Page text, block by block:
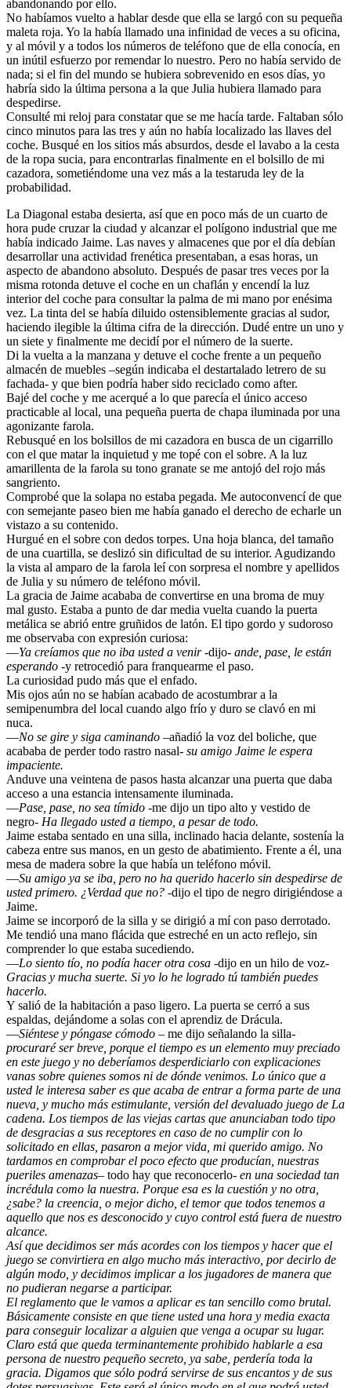
abandonando por ello.
No habíamos vuelto a hablar desde que ella se largó con su pequeña
maleta roja. Yo la había llamado una infinidad de veces a su oficina,
y al móvil y a todos los números de teléfono que de ella conocía, en
un inútil esfuerzo por remendar lo nuestro. Pero no había servido de
nada; si el fin del mundo se hubiera sobrevenido en esos días, yo
habría sido la última persona a la que Julia hubiera llamado para
despedirse.
Consulté mi reloj para constatar que se me hacía tarde. Faltaban sólo
cinco minutos para las tres y aún no había localizado las llaves del
coche. Busqué en los sitios más absurdos, desde el lavabo a la cesta
de la ropa sucia, para encontrarlas finalmente en el bolsillo de mi
cazadora, sometiéndome una vez más a la testaruda ley de la
probabilidad.
La Diagonal estaba desierta, así que en poco más de un cuarto de
hora pude cruzar la ciudad y alcanzar el polígono industrial que me
había indicado Jaime. Las naves y almacenes que por el día debían
desarrollar una actividad frenética presentaban, a esas horas, un
aspecto de abandono absoluto. Después de pasar tres veces por la
misma rotonda detuve el coche en un chaflán y encendí la luz
interior del coche para consultar la palma de mi mano por enésima
vez. La tinta del se había diluido ostensiblemente gracias al sudor,
haciendo ilegible la última cifra de la dirección. Dudé entre un uno y
un siete y finalmente me decidí por el número de la suerte.
Di la vuelta a la manzana y detuve el coche frente a un pequeño
almacén de muebles –según indicaba el destartalado letrero de su
fachada- y que bien podría haber sido reciclado como after.
Bajé del coche y me acerqué a lo que parecía el único acceso
practicable al local, una pequeña puerta de chapa iluminada por una
agonizante farola.
Rebusqué en los bolsillos de mi cazadora en busca de un cigarrillo
con el que matar la inquietud y me topé con el sobre. A la luz
amarillenta de la farola su tono granate se me antojó del rojo más
sangriento.
Comprobé que la solapa no estaba pegada. Me autoconvencí de que
con semejante paseo bien me había ganado el derecho de echarle un
vistazo a su contenido.
Hurgué en el sobre con dedos torpes. Una hoja blanca, del tamaño
de una cuartilla, se deslizó sin dificultad de su interior. Agudizando
la vista al amparo de la farola leí con sorpresa el nombre y apellidos
de Julia y su número de teléfono móvil.
La gracia de Jaime acababa de convertirse en una broma de muy
mal gusto. Estaba a punto de dar media vuelta cuando la puerta
metálica se abrió entre gruñidos de latón. El tipo gordo y sudoroso
me observaba con expresión curiosa:
—Ya creíamos que no iba usted a venir-dijo- ande, pase, le están
esperando -y retrocedió para franquearme el paso.
La curiosidad pudo más que el enfado.
Mis ojos aún no se habían acabado de acostumbrar a la
semipenumbra del local cuando algo frío y duro se clavó en mi
nuca.
—No se gire y siga caminando –añadió la voz del boliche, que
acababa de perder todo rastro nasal- su amigo Jaime le espera
impaciente.
Anduve una veintena de pasos hasta alcanzar una puerta que daba
acceso a una estancia intensamente iluminada.
—Pase, pase, no sea tímido -me dijo un tipo alto y vestido de
negro- Ha llegado usted a tiempo, a pesar de todo.
Jaime estaba sentado en una silla, inclinado hacia delante, sostenía la
cabeza entre sus manos, en un gesto de abatimiento. Frente a él, una
mesa de madera sobre la que había un teléfono móvil.
—Su amigo ya se iba, pero no ha querido hacerlo sin despedirse de
usted primero. ¿Verdad que no? -dijo el tipo de negro dirigiéndose a
Jaime.
Jaime se incorporó de la silla y se dirigió a mí con paso derrotado.
Me tendió una mano flácida que estreché en un acto reflejo, sin
comprender lo que estaba sucediendo.
—Lo siento tío, no podía hacer otra cosa -dijo en un hilo de voz-
Gracias y mucha suerte. Si yo lo he logrado tú también puedes
hacerlo.
Y salió de la habitación a paso ligero. La puerta se cerró a sus
espaldas, dejándome a solas con el aprendiz de Drácula.
—Siéntese y póngase cómodo – me dijo señalando la silla-
procuraré ser breve, porque el tiempo es un elemento muy preciado
en este juego y no deberíamos desperdiciarlo con explicaciones
vanas sobre quienes somos ni de dónde venimos. Lo único que a
usted le interesa saber es que acaba de entrar a forma parte de una
nueva, y mucho más estimulante, versión del devaluado juego de La
cadena. Los tiempos de las viejas cartas que anunciaban todo tipo
de desgracias a sus receptores en caso de no cumplir con lo
solicitado en ellas, pasaron a mejor vida, mi querido amigo. No
tardamos en comprobar el poco efecto que producían, nuestras
pueriles amenazas– todo hay que reconocerlo- en una sociedad tan
incrédula como la nuestra. Porque esa es la cuestión y no otra,
¿sabe? la creencia, o mejor dicho, el temor que todos tenemos a
aquello que nos es desconocido y cuyo control está fuera de nuestro
alcance.
Así que decidimos ser más acordes con los tiempos y hacer que el
juego se convirtiera en algo mucho más interactivo, por decirlo de
algún modo, y decidimos implicar a los jugadores de manera que
no pudieran negarse a participar.
El reglamento que le vamos a aplicar es tan sencillo como brutal.
Básicamente consiste en que tiene usted una hora y media exacta
para conseguir localizar a alguien que venga a ocupar su lugar.
Claro está que queda terminantemente prohibido hablarle a esa
persona de nuestro pequeño secreto, ya sabe, perdería toda la
gracia. Digamos que sólo podrá servirse de sus encantos y de sus